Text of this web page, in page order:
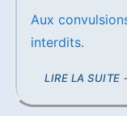
Aux
interdits.
LIRE LA SUITE